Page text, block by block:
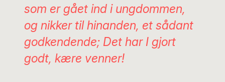
som er gået ind i ungdommen,
og nikker til hinanden, et sådant
godkendende; Det har I gjort
godt, kære venner!